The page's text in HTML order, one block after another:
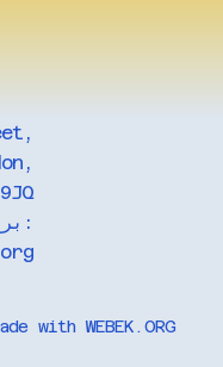
بريد إلكتروني:
with WEBEK.ORG